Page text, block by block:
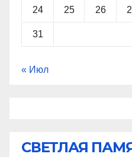
24 25 26
31
« Июл
СВЕТЛАЯ